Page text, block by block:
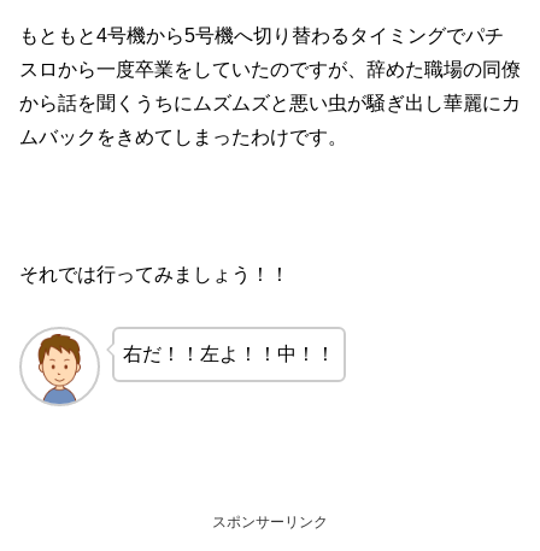
もともと4号機から5号機へ切り替わるタイミングでパチ
スロから一度卒業をしていたのですが、辞めた職場の同僚
から話を聞くうちにムズムズと悪い虫が騒ぎ出し華麗にカ
ムバックをきめてしまったわけです。
それでは行ってみましょう！！
右だ！！左よ！！中！！
スポンサーリンク